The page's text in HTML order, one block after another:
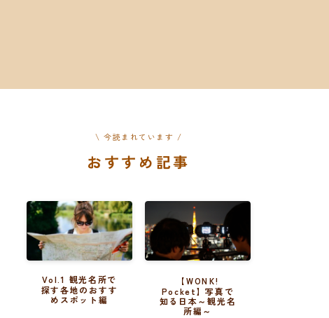
\ 今読まれています /
おすすめ記事
Vol.1 観光名所で
探す各地のおすす
めスポット編
【WONK!
Pocket】写真で
知る日本～観光名
所編～